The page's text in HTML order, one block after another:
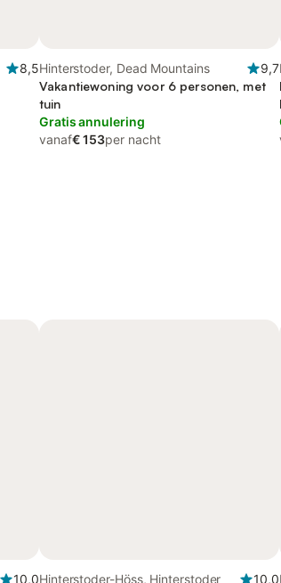
8,5Hinterstoder, Dead Mountains
9,7
Vakantiewoning voor 6 personen, met
tuin
Gratis annulering
vanaf€ 153per nacht
10,0Hinterstoder-Höss, Hinterstoder 10,0